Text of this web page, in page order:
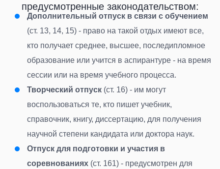
предусмотренные законодательством:
Дополнительный отпуск в связи с обучением
(ст. 13, 14, 15) - право на такой отдых имеют все,
кто получает среднее, высшее, последипломное
образование или учится в аспирантуре - на время
сессии или на время учебного процесса.
Творческий отпуск (ст. 16) - им могут
воспользоваться те, кто пишет учебник,
справочник, книгу, диссертацию, для получения
научной степени кандидата или доктора наук.
Отпуск для подготовки и участия в
соревнованиях (ст. 161) - предусмотрен для